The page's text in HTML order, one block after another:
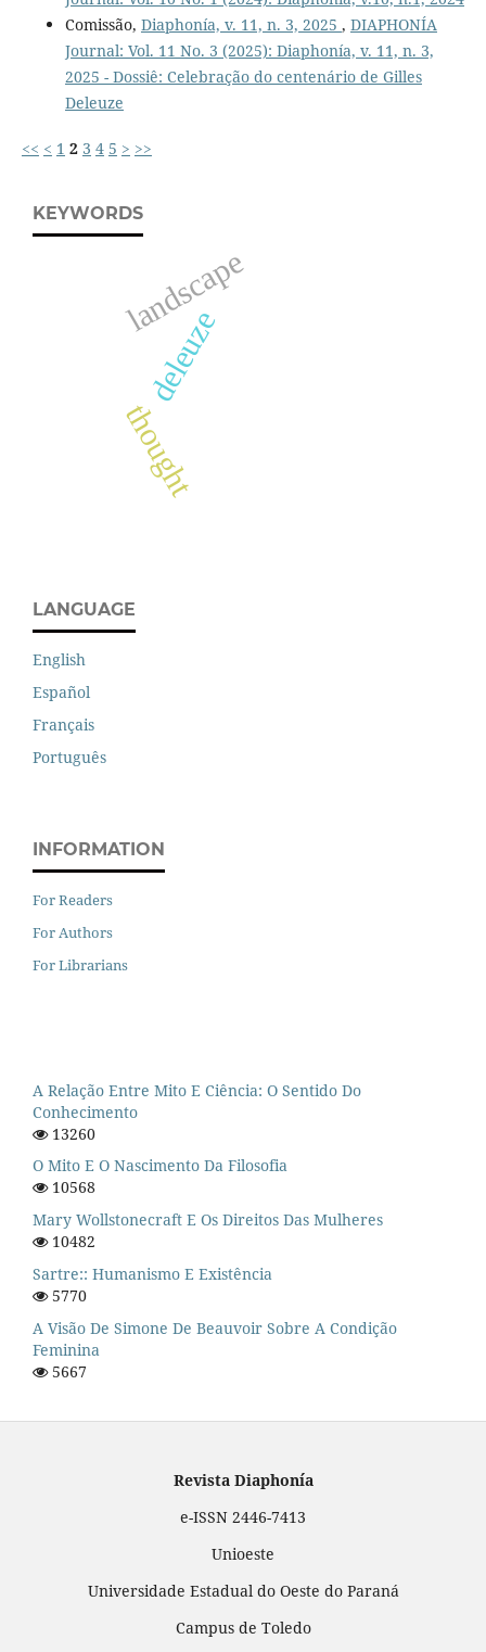
Comissão, Diaphonía, v. 11, n. 3, 2025 , DIAPHONÍA
Journal: Vol. 11 No. 3 (2025): Diaphonía, v. 11, n. 3,
2025 - Dossiê: Celebração do centenário de Gilles
Deleuze
<< < 1 2 3 4 5 > >>
KEYWORDS
deleuze
landscape
thought
LANGUAGE
English
Español
Français
Português
INFORMATION
For Readers
For Authors
For Librarians
A Relação Entre Mito E Ciência: O Sentido Do
Conhecimento
13260
O Mito E O Nascimento Da Filosofia
10568
Mary Wollstonecraft E Os Direitos Das Mulheres
10482
Sartre:: Humanismo E Existência
5770
A Visão De Simone De Beauvoir Sobre A Condição
Feminina
5667
Revista Diaphonía
e-ISSN 2446-7413
Unioeste
Universidade Estadual do Oeste do Paraná
Campus de Toledo